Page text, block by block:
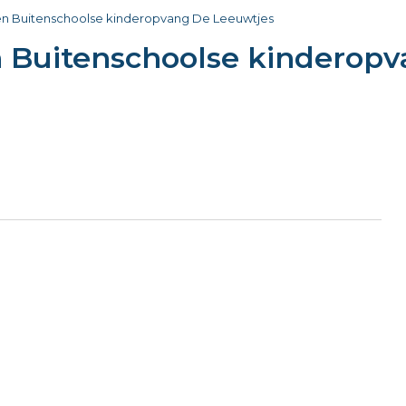
Buitenschoolse kinderopvang De Leeuwtjes